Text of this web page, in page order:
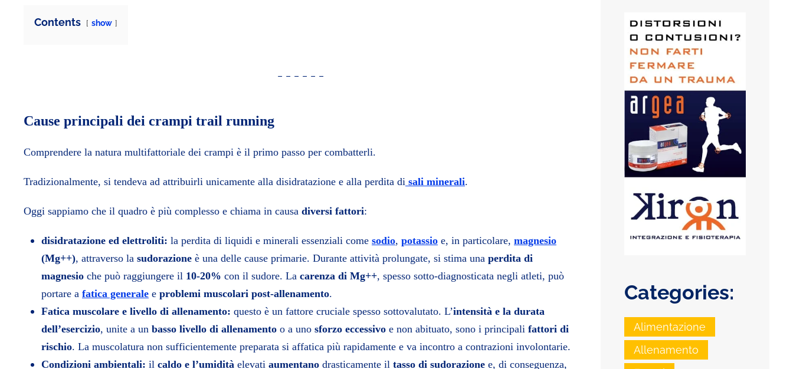
Contents show
Cause principali dei crampi trail running
Comprendere la natura multifattoriale dei crampi è il primo passo per combatterli.
Tradizionalmente, si tendeva ad attribuirli unicamente alla disidratazione e alla perdita di sali minerali.
Oggi sappiamo che il quadro è più complesso e chiama in causa diversi fattori:
disidratazione ed elettroliti: la perdita di liquidi e minerali essenziali come sodio, potassio e, in particolare, magnesio
(Mg++), attraverso la sudorazione è una delle cause primarie. Durante attività prolungate, si stima una perdita di
magnesio che può raggiungere il 10-20% con il sudore. La carenza di Mg++, spesso sotto-diagnosticata negli atleti, può
portare a fatica generale e problemi muscolari post-allenamento.
Fatica muscolare e livello di allenamento: questo è un fattore cruciale spesso sottovalutato. L’intensità e la durata
dell’esercizio, unite a un basso livello di allenamento o a uno sforzo eccessivo e non abituato, sono i principali fattori di
rischio. La muscolatura non sufficientemente preparata si affatica più rapidamente e va incontro a contrazioni involontarie.
Condizioni ambientali: il caldo e l’umidità elevati aumentano drasticamente il tasso di sudorazione e, di conseguenza,
Categories:
Alimentazione
Allenamento